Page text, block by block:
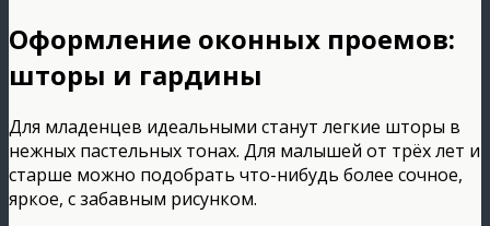
Оформление оконных проемов:
шторы и гардины
Для младенцев идеальными станут легкие шторы в
нежных пастельных тонах. Для малышей от трёх лет и
старше можно подобрать что-нибудь более сочное,
яркое, с забавным рисунком.